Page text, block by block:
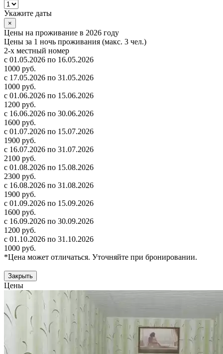
Укажите даты
×
Цены на проживание в 2026 году
Цены за 1 ночь проживания (макс. 3 чел.)
2-х местный номер
с 01.05.2026 по 16.05.2026
1000 руб.
с 17.05.2026 по 31.05.2026
1000 руб.
с 01.06.2026 по 15.06.2026
1200 руб.
с 16.06.2026 по 30.06.2026
1600 руб.
с 01.07.2026 по 15.07.2026
1900 руб.
с 16.07.2026 по 31.07.2026
2100 руб.
с 01.08.2026 по 15.08.2026
2300 руб.
с 16.08.2026 по 31.08.2026
1900 руб.
с 01.09.2026 по 15.09.2026
1600 руб.
с 16.09.2026 по 30.09.2026
1200 руб.
с 01.10.2026 по 31.10.2026
1000 руб.
*Цена может отличаться. Уточняйте при бронировании.
Закрыть
Цены